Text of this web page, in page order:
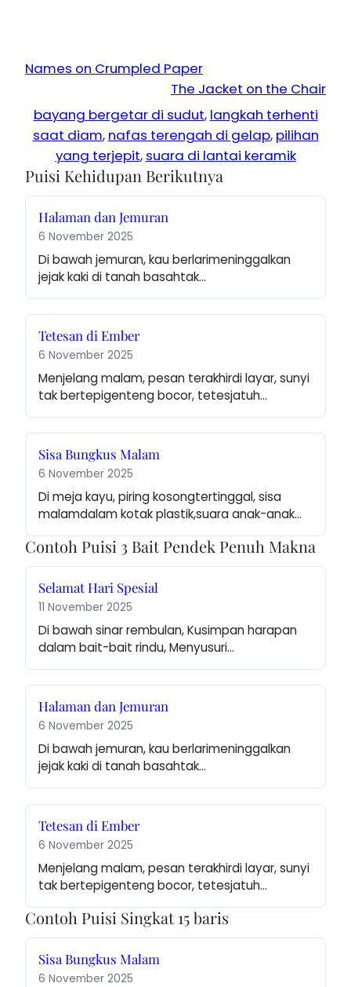
Names on Crumpled Paper
The Jacket on the Chair
bayang bergetar di sudut, langkah terhenti
saat diam, nafas terengah di gelap, pilihan
yang terjepit, suara di lantai keramik
Puisi Kehidupan Berikutnya
Halaman dan Jemuran
6 November 2025
Di bawah jemuran, kau berlarimeninggalkan
jejak kaki di tanah basahtak…
Tetesan di Ember
6 November 2025
Menjelang malam, pesan terakhirdi layar, sunyi
tak bertepigenteng bocor, tetesjatuh…
Sisa Bungkus Malam
6 November 2025
Di meja kayu, piring kosongtertinggal, sisa
malamdalam kotak plastik,suara anak-anak…
Contoh Puisi 3 Bait Pendek Penuh Makna
Selamat Hari Spesial
11 November 2025
Di bawah sinar rembulan, Kusimpan harapan
dalam bait-bait rindu, Menyusuri…
Halaman dan Jemuran
6 November 2025
Di bawah jemuran, kau berlarimeninggalkan
jejak kaki di tanah basahtak…
Tetesan di Ember
6 November 2025
Menjelang malam, pesan terakhirdi layar, sunyi
tak bertepigenteng bocor, tetesjatuh…
Contoh Puisi Singkat 15 baris
Sisa Bungkus Malam
6 November 2025